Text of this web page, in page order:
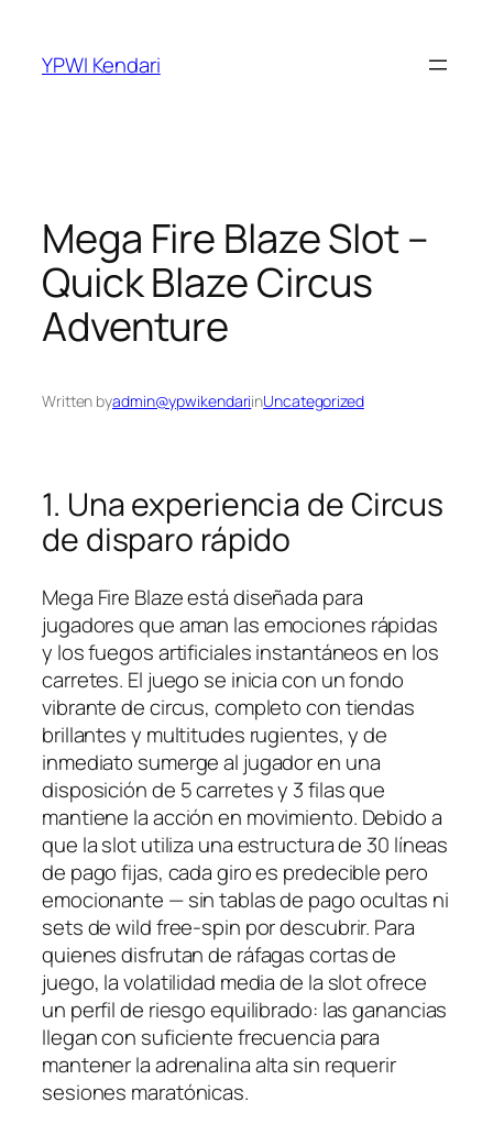
YPWI Kendari
Mega Fire Blaze Slot –
Quick Blaze Circus
Adventure
Written byadmin@ypwikendariinUncategorized
1. Una experiencia de Circus
de disparo rápido
Mega Fire Blaze está diseñada para
jugadores que aman las emociones rápidas
y los fuegos artificiales instantáneos en los
carretes. El juego se inicia con un fondo
vibrante de circus, completo con tiendas
brillantes y multitudes rugientes, y de
inmediato sumerge al jugador en una
disposición de 5 carretes y 3 filas que
mantiene la acción en movimiento. Debido a
que la slot utiliza una estructura de 30 líneas
de pago fijas, cada giro es predecible pero
emocionante — sin tablas de pago ocultas ni
sets de wild free‑spin por descubrir. Para
quienes disfrutan de ráfagas cortas de
juego, la volatilidad media de la slot ofrece
un perfil de riesgo equilibrado: las ganancias
llegan con suficiente frecuencia para
mantener la adrenalina alta sin requerir
sesiones maratónicas.